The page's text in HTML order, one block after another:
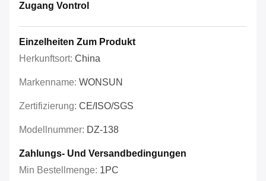
Zugang Vontrol
Einzelheiten Zum Produkt
Herkunftsort: China
Markenname: WONSUN
Zertifizierung: CE/ISO/SGS
Modellnummer: DZ-138
Zahlungs- Und Versandbedingungen
Min Bestellmenge: 1PC